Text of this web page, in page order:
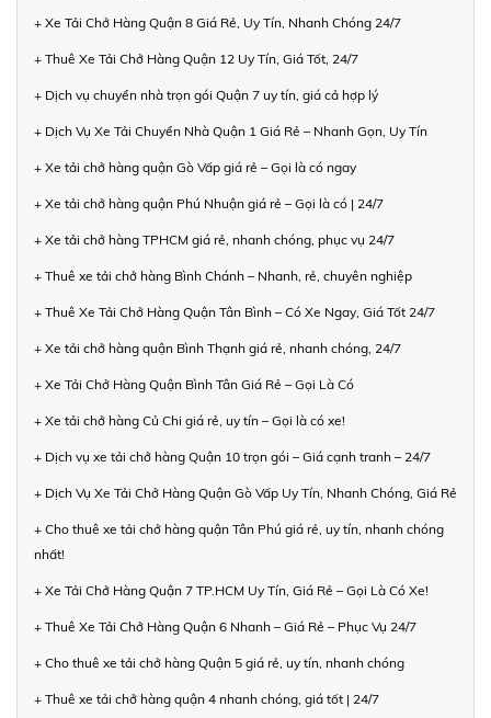
+ Xe Tải Chở Hàng Quận 8 Giá Rẻ, Uy Tín, Nhanh Chóng 24/7
+ Thuê Xe Tải Chở Hàng Quận 12 Uy Tín, Giá Tốt, 24/7
+ Dịch vụ chuyển nhà trọn gói Quận 7 uy tín, giá cả hợp lý
+ Dịch Vụ Xe Tải Chuyển Nhà Quận 1 Giá Rẻ – Nhanh Gọn, Uy Tín
+ Xe tải chở hàng quận Gò Vấp giá rẻ – Gọi là có ngay
+ Xe tải chở hàng quận Phú Nhuận giá rẻ – Gọi là có | 24/7
+ Xe tải chở hàng TPHCM giá rẻ, nhanh chóng, phục vụ 24/7
+ Thuê xe tải chở hàng Bình Chánh – Nhanh, rẻ, chuyên nghiệp
+ Thuê Xe Tải Chở Hàng Quận Tân Bình – Có Xe Ngay, Giá Tốt 24/7
+ Xe tải chở hàng quận Bình Thạnh giá rẻ, nhanh chóng, 24/7
+ Xe Tải Chở Hàng Quận Bình Tân Giá Rẻ – Gọi Là Có
+ Xe tải chở hàng Củ Chi giá rẻ, uy tín – Gọi là có xe!
+ Dịch vụ xe tải chở hàng Quận 10 trọn gói – Giá cạnh tranh – 24/7
+ Dịch Vụ Xe Tải Chở Hàng Quận Gò Vấp Uy Tín, Nhanh Chóng, Giá Rẻ
+ Cho thuê xe tải chở hàng quận Tân Phú giá rẻ, uy tín, nhanh chóng
nhất!
+ Xe Tải Chở Hàng Quận 7 TP.HCM Uy Tín, Giá Rẻ – Gọi Là Có Xe!
+ Thuê Xe Tải Chở Hàng Quận 6 Nhanh – Giá Rẻ – Phục Vụ 24/7
+ Cho thuê xe tải chở hàng Quận 5 giá rẻ, uy tín, nhanh chóng
+ Thuê xe tải chở hàng quận 4 nhanh chóng, giá tốt | 24/7